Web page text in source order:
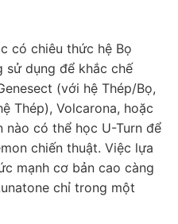
có chiêu thức hệ Bọ
sử dụng để khắc chế
(với hệ Thép/Bọ,
Thép), Volcarona, hoặc
nào có thể học U-Turn để
chiến thuật. Việc lựa
mạnh cơ bản cao càng
chỉ trong một